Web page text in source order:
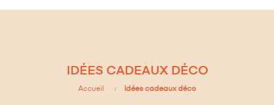
IDÉES CADEAUX DÉCO
Accueil Idées cadeaux déco